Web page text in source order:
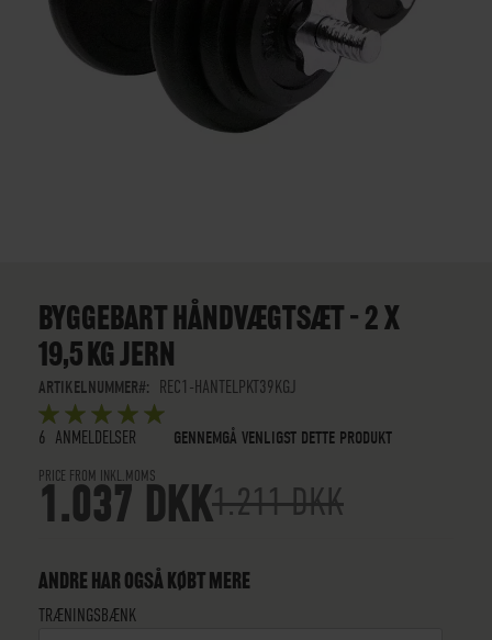
BILLEDGALLERIET
BYGGEBART HÅNDVÆGTSÆT – 2 X
19,5 KG JERN
ARTIKELNUMMER
REC1-HANTELPKT39KGJ
BEDØMMELSE:
5OUT OF5
STARS
6 ANMELDELSER GENNEMGÅ VENLIGST DETTE PRODUKT
PRICE FROM INKL.MOMS
1.037 DKK1.211 DKK
ANDRE HAR OGSÅ KØBT MERE
TRÆNINGSBÆNK